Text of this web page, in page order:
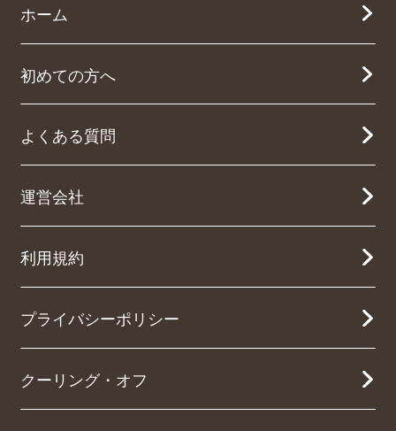
ホーム
初めての方へ
よくある質問
運営会社
利用規約
プライバシーポリシー
クーリング・オフ